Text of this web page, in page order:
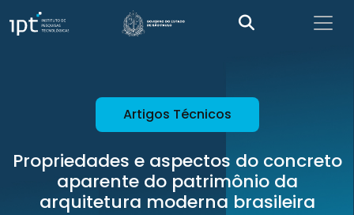
Artigos Técnicos
Propriedades e aspectos do concreto
aparente do patrimônio da
arquitetura moderna brasileira